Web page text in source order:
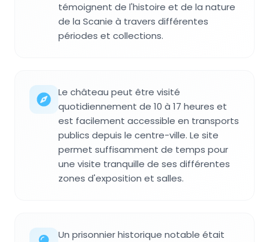
témoignent de l'histoire et de la nature
de la Scanie à travers différentes
périodes et collections.
Le château peut être visité
quotidiennement de 10 à 17 heures et
est facilement accessible en transports
publics depuis le centre-ville. Le site
permet suffisamment de temps pour
une visite tranquille de ses différentes
zones d'exposition et salles.
Un prisonnier historique notable était